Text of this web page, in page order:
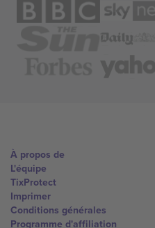
À propos de
L'équipe
TixProtect
Imprimer
Conditions générales
Programme d'affiliation